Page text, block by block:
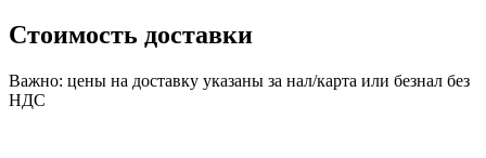
Стоимость доставки
Важно: цены на доставку указаны за нал/карта или безнал без
НДС